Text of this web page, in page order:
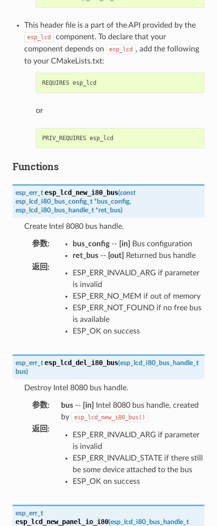
This header file is a part of the API provided by the
esp_lcd
component. To declare that your
component depends on
esp_lcd
, add the following
to your CMakeLists.txt:
or
Functions
esp_err_t esp_lcd_new_i80_bus(const
esp_lcd_i80_bus_config_t * bus_config,
esp_lcd_i80_bus_handle_t *ret_bus)
Create Intel 8080 bus handle.
参数: bus_config-- [in]
Bus configuration
ret_bus-- [out]
Returned bus handle
返回 :
ESP_ERR_INVALID_ARG if parameter
is invalid
ESP_ERR_NO_MEM if out of memory
ESP_ERR_NOT_FOUND if no free bus
is available
ESP_OK on success
esp_err_t esp_lcd_del_i80_bus(esp_lcd_i80_bus_handle_t
bus)
Destroy Intel 8080 bus handle.
参数: bus-- [in]
Intel 8080 bus handle, created
by
esp_lcd_new_i80_bus()
返回 :
ESP_ERR_INVALID_ARG if parameter
is invalid
ESP_ERR_INVALID_STATE if there still
be some device attached to the bus
ESP_OK on success
esp_err_t
esp_lcd_new_panel_io_i80(esp_lcd_i80_bus_handle_t